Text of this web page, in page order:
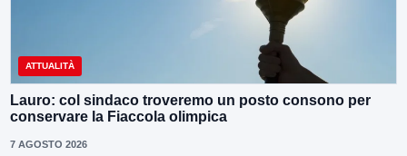
ATTUALITÀ
Lauro: col sindaco troveremo un posto consono per
conservare la Fiaccola olimpica
7 AGOSTO 2026